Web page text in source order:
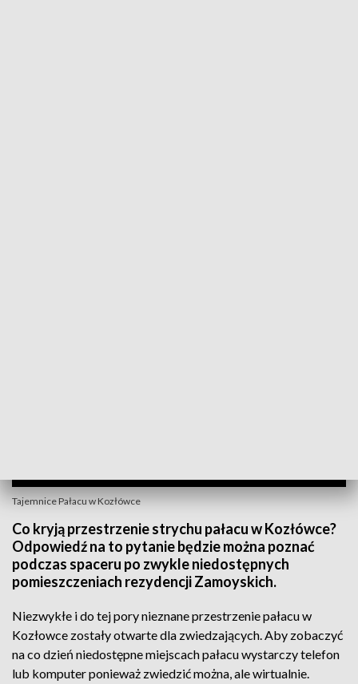
Tajemnice Pałacu w Kozłówce
Co kryją przestrzenie strychu pałacu w Kozłówce?
Odpowiedź na to pytanie będzie można poznać
podczas spaceru po zwykle niedostępnych
pomieszczeniach rezydencji Zamoyskich.
Niezwykłe i do tej pory nieznane przestrzenie pałacu w
Kozłowce zostały otwarte dla zwiedzających. Aby zobaczyć
na co dzień niedostępne miejscach pałacu wystarczy telefon
lub komputer ponieważ zwiedzić można, ale wirtualnie.